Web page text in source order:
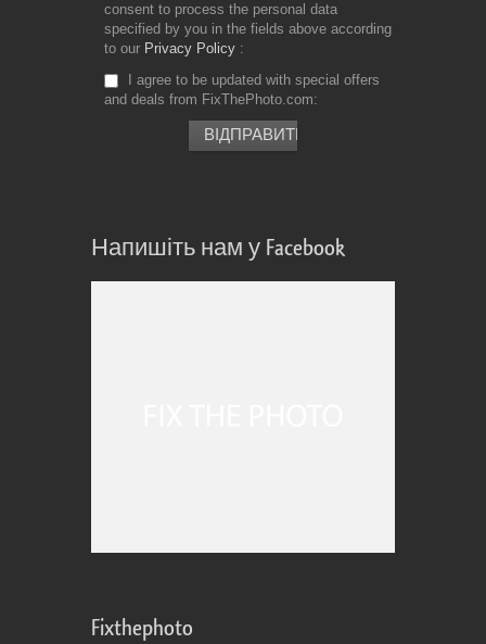
consent to process the personal data
specified by you in the fields above according
to our Privacy Policy
I agree to be updated with special offers
and deals from FixThePhoto.com
Напишіть нам у Facebook
Fixthephoto